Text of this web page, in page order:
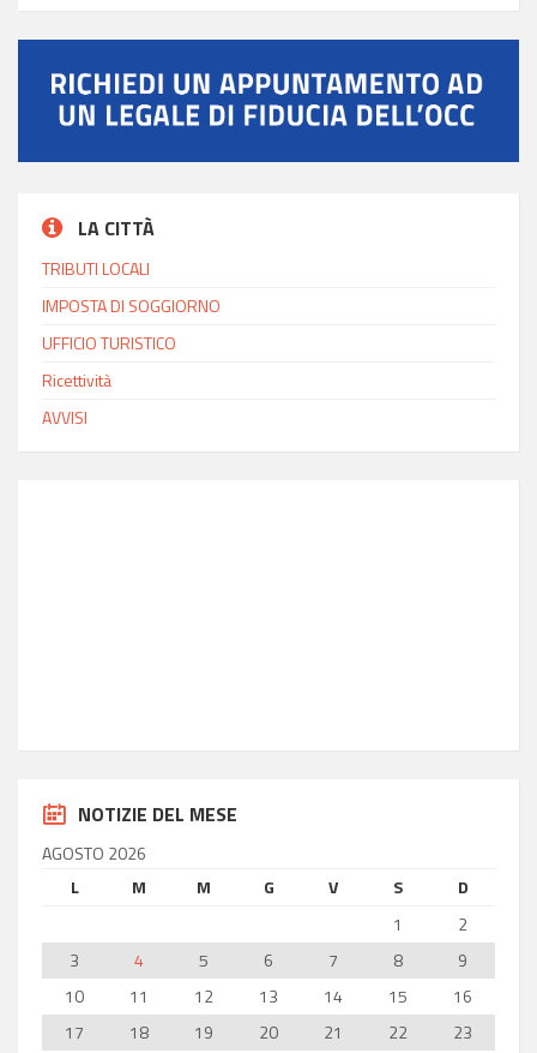
LA CITTÀ
TRIBUTI LOCALI
IMPOSTA DI SOGGIORNO
UFFICIO TURISTICO
Ricettività
AVVISI
NOTIZIE DEL MESE
AGOSTO 2026
L
M M G V S
D
1
2
3
4 5 6 7 8
9
10
11 12 13 14 15
16
17
18 19 20 21 22
23